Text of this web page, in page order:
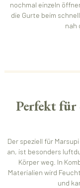
nochmal einzeln
die Gurte beim
nah
Perfekt für
Der speziell für
an, ist besonders
Körper weg. In
Materialien wird
und